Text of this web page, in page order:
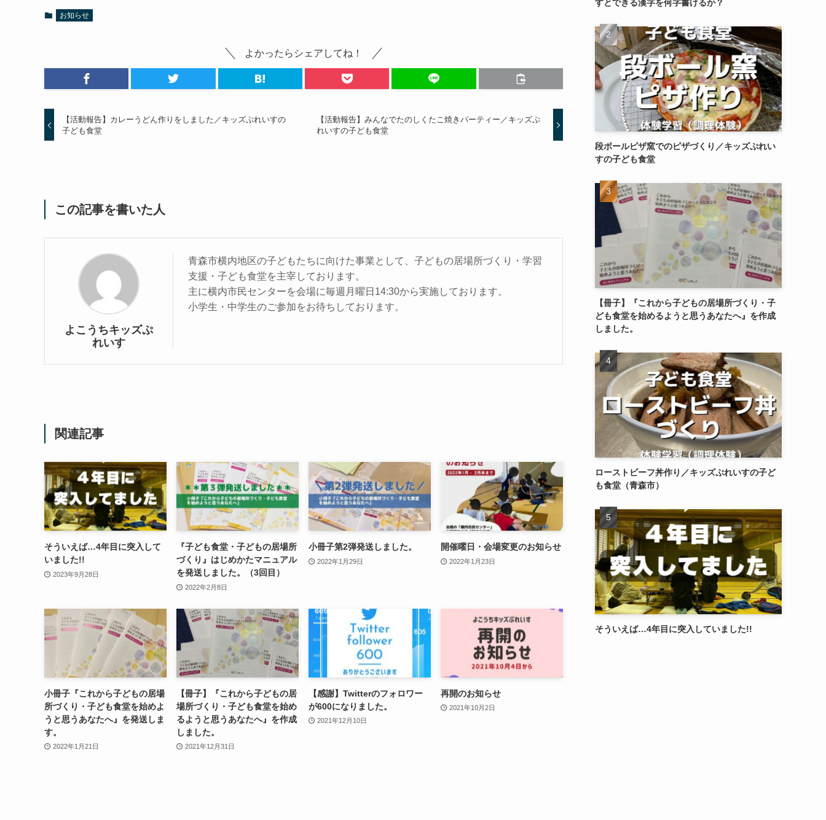
お知らせ
よかったらシェアしてね！
【活動報告】カレーうどん作りをしました／キッズぷれいすの
子ども食堂
【活動報告】みんなでたのしくたこ焼きパーティー／キッズぷ
れいすの子ども食堂
この記事を書いた人
よこうちキッズぷ
れいす
青森市横内地区の子どもたちに向けた事業として、子どもの居場所づくり・学習
支援・子ども食堂を主宰しております。
主に横内市民センターを会場に毎週月曜日14:30から実施しております。
小学生・中学生のご参加をお待ちしております。
関連記事
そういえば…4年目に突入して
いました!!
2023年9月28日
『子ども食堂・子どもの居場所
づくり』はじめかたマニュアル
を発送しました。（3回目）
2022年2月8日
小冊子第2弾発送しました。
2022年1月29日
開催曜日・会場変更のお知らせ
2022年1月23日
小冊子『これから子どもの居場
所づくり・子ども食堂を始めよ
うと思うあなたへ』を発送しま
す。
2022年1月21日
【冊子】『これから子どもの居
場所づくり・子ども食堂を始め
るようと思うあなたへ』を作成
しました。
2021年12月31日
【感謝】Twitterのフォロワー
が600になりました。
2021年12月10日
再開のお知らせ
2021年10月2日
すとできる漢字を何字書けるか？
段ボールピザ窯でのピザづくり／キッズぷれい
すの子ども食堂
【冊子】『これから子どもの居場所づくり・子
ども食堂を始めるようと思うあなたへ』を作成
しました。
ローストビーフ丼作り／キッズぷれいすの子ど
も食堂（青森市）
そういえば…4年目に突入していました!!